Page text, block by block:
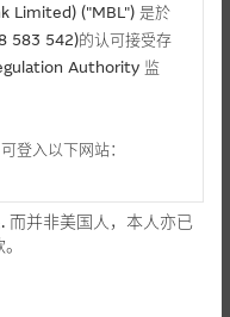
Limited) ("MBL") 是於
583 542)的认可接受存
Authority 监
登入以下网站：
通知，如阁下欲取麦格
而并非美国人，本人亦已